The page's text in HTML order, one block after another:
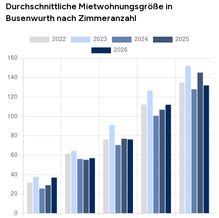
Durchschnittliche Mietwohnungsgröße in
Busenwurth nach Zimmeranzahl